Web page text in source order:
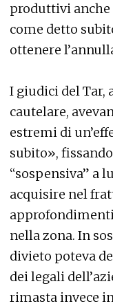
produttivi anche
come detto
ottenere
I giudici del Tar,
cautelare,
estremi di
subito»,
“sospensiva” a
acquisire nel
nella zona. In
divieto poteva
dei legali
rimasta invece